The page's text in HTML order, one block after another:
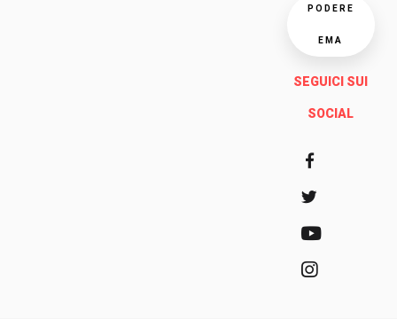
PODERE
EMA
SEGUICI SUI
SOCIAL